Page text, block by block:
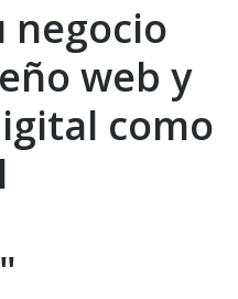
negocio
web y
como